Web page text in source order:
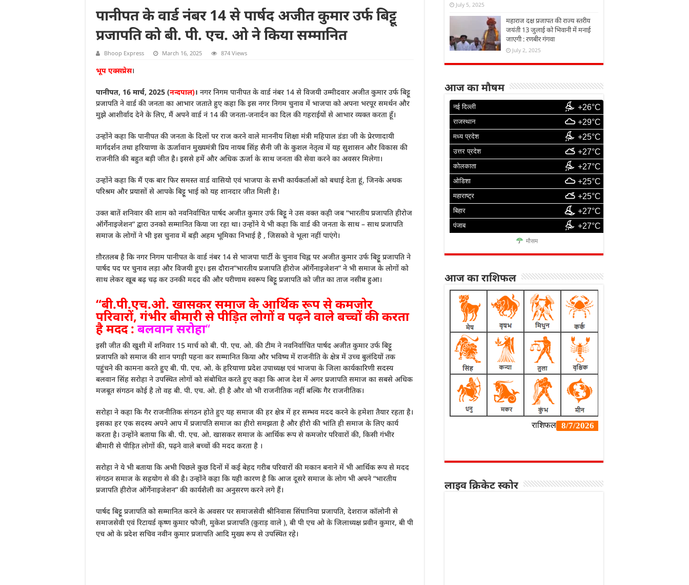
पानीपत के वार्ड नंबर 14 से पार्षद अजीत कुमार उर्फ बिट्टू
प्रजापति को बी. पी. एच. ओ ने किया सम्मानित
Bhoop Express March 16, 2025 874 Views
भूप एक्सप्रेस।
पानीपत, 16 मार्च, 2025 (नन्दपाल)। नगर निगम पानीपत के वार्ड नंबर 14 से विजयी उम्मीदवार अजीत कुमार उर्फ बिट्टू
प्रजापति ने वार्ड की जनता का आभार जताते हुए कहा कि इस नगर निगम चुनाव में भाजपा को अपना भरपूर समर्थन और
मुझे आशीर्वाद देने के लिए, मैं अपने वार्ड नं 14 की जनता-जनार्दन का दिल की गहराईयों से आभार व्यक्त करता हूँ।
उन्होंने कहा कि पानीपत की जनता के दिलों पर राज करने वाले माननीय शिक्षा मंत्री महिपाल डंडा जी के प्रेरणादायी
मार्गदर्शन तथा हरियाणा के ऊर्जावान मुख्यमंत्री प्रिय नायब सिंह सैनी जी के कुशल नेतृत्व में यह सुशासन और विकास की
राजनीति की बहुत बड़ी जीत है। इससे हमें और अधिक ऊर्जा के साथ जनता की सेवा करने का अवसर मिलेगा।
उन्होंने कहा कि मैं एक बार फिर समस्त वार्ड वासियो एवं भाजपा के सभी कार्यकर्ताओं को बधाई देता हूं, जिनके अथक
परिश्रम और प्रयासों से आपके बिट्टू भाई को यह शानदार जीत मिली है।
उक्त बातें शनिवार की शाम को नवनिर्वाचित पार्षद अजीत कुमार उर्फ बिट्टू ने उस वक्त कही जब “भारतीय प्रजापति हीरोज
ऑर्गेनाइजेशन” द्वारा उनको सम्मानित किया जा रहा था। उन्होंने ये भी कहा कि वार्ड की जनता के साथ – साथ प्रजापति
समाज के लोगों ने भी इस चुनाव में बड़ी अहम भूमिका निभाई है , जिसको वे भूला नहीं पाएंगे।
ग़ौरतलब है कि नगर निगम पानीपत के वार्ड नंबर 14 से भाजपा पार्टी के चुनाव चिह्न पर अजीत कुमार उर्फ बिट्टू प्रजापति ने
पार्षद पद पर चुनाव लड़ा और विजयी हुए। इस दौरान”भारतीय प्रजापति हीरोज ऑर्गेनाइजेशन” ने भी समाज के लोगों को
साथ लेकर खूब बढ़ चढ़ कर उनकी मदद की और परीणाम स्वरूप बिट्टू प्रजापति को जीत का ताज नसीब हुआ।
“बी.पी.एच.ओ. खासकर समाज के आर्थिक रूप से कमजोर
परिवारों, गंभीर बीमारी से पीड़ित लोगों व पढ़ने वाले बच्चों की करता
है मदद :बलवान सरोहा“
इसी जीत की खुशी में शनिवार 15 मार्च को बी. पी. एच. ओ. की टीम ने नवनिर्वाचित पार्षद अजीत कुमार उर्फ बिट्टू
प्रजापति को समाज की शान पगड़ी पहना कर सम्मानित किया और भविष्य में राजनीति के क्षेत्र में उच्च बुलंदियों तक
पहुंचने की कामना करते हुए बी. पी. एच. ओ. के हरियाणा प्रदेश उपाध्यक्ष एवं भाजपा के जिला कार्यकारिणी सदस्य
बलवान सिंह सरोहा ने उपस्थित लोगों को संबोधित करते हुए कहा कि आज देश में अगर प्रजापति समाज का सबसे अधिक
मजबूत संगठन कोई है तो वह बी. पी. एच. ओ. ही है और वो भी राजनीतिक नहीं बल्कि गैर राजनीतिक।
सरोहा ने कहा कि गैर राजनीतिक संगठन होते हुए यह समाज की हर क्षेत्र में हर सम्भव मदद करने के हमेशा तैयार रहता है।
इसका हर एक सदस्य अपने आप में प्रजापति समाज का हीरो समझता है और हीरो की भांति ही समाज के लिए कार्य
करता है। उन्होंने बताया कि बी. पी. एच. ओ. खासकर समाज के आर्थिक रूप से कमजोर परिवारों की, किसी गंभीर
बीमारी से पीड़ित लोगों की, पढ़ने वाले बच्चों की मदद करता है ।
सरोहा ने ये भी बताया कि अभी पिछले कुछ दिनों में कई बेहद गरीब परिवारों की मकान बनाने में भी आर्थिक रूप से मदद
संगठन समाज के सहयोग से की है। उन्होंने कहा कि यही कारण है कि आज दूसरे समाज के लोग भी अपने “भारतीय
प्रजापति हीरोज ऑर्गेनाइजेशन” की कार्यशैली का अनुसरण करने लगे हैं।
पार्षद बिट्टू प्रजापति को सम्मानित करने के अवसर पर समाजसेवी श्रीनिवास सिंघानिया प्रजापति, देशराज कॉलोनी से
समाजसेवी एवं रिटायर्ड कृष्ण कुमार फौजी, मुकेश प्रजापति (कुराड़ वाले ), बी पी एच ओ के जिलाध्यक्ष प्रवीन कुमार, बी पी
एच ओ के प्रदेश सचिव नवीन कुमार प्रजापति आदि मुख्य रूप से उपस्थित रहे।
July 5, 2025
महाराज दक्ष प्रजापत की राज्य स्तरीय
जयंती 13 जुलाई को भिवानी में मनाई
जाएगी : रणबीर गंगवा
July 2, 2025
आज का मौषम
नई दिल्ली +26°C
राजस्थान +29°C
मध्य प्रदेश +25°C
उत्तर प्रदेश +27°C
कोलकाता +27°C
ओडिशा +25°C
महाराष्ट्र +25°C
बिहार +27°C
पंजाब +27°C
मौसम
आज का राशिफल
लाइव क्रिकेट स्कोर